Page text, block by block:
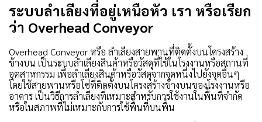
ระบบลำเลียงที่อยู่เหนือหัว เรา หรือเรียก
ว่า Overhead Conveyor
Overhead Conveyor หรือ ลำเลียงสายพานที่ติดตั้งบนโครงสร้าง
ข้างบน เป็นระบบลำเลียงสินค้าหรือวัสดุที่ใช้ในโรงงานหรือสถานที่
อุตสาหกรรม เพื่อลำเลียงสินค้าหรือวัสดุจากจุดหนึ่งไปยังจุดอื่นๆ
โดยใช้สายพานหรือโซ่ที่ติดตั้งบนโครงสร้างข้างบนของโรงงานหรือ
อาคาร เป็นวิธีการลำเลียงที่เหมาะสำหรับการใช้งานในพื้นที่จำกัด
หรือในสภาพที่ไม่เหมาะกับการใช้พื้นที่บนพื้น